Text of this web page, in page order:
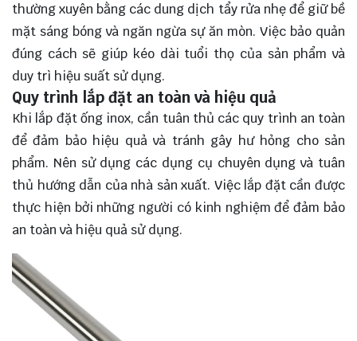
thường xuyên bằng các dung dịch tẩy rửa nhẹ để giữ bề
mặt sáng bóng và ngăn ngừa sự ăn mòn. Việc bảo quản
đúng cách sẽ giúp kéo dài tuổi thọ của sản phẩm và
duy trì hiệu suất sử dụng.
Quy trình lắp đặt an toàn và hiệu quả
Khi lắp đặt ống inox, cần tuân thủ các quy trình an toàn
để đảm bảo hiệu quả và tránh gây hư hỏng cho sản
phẩm. Nên sử dụng các dụng cụ chuyên dụng và tuân
thủ hướng dẫn của nhà sản xuất. Việc lắp đặt cần được
thực hiện bởi những người có kinh nghiệm để đảm bảo
an toàn và hiệu quả sử dụng.